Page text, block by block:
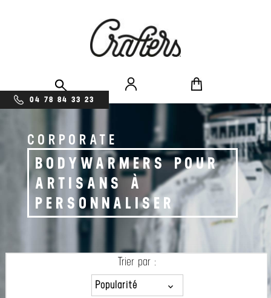
04 78 84 33 23
CORPORATE
BODYWARMERS POUR
ARTISANS À
PERSONNALISER
Trier par :
Popularité